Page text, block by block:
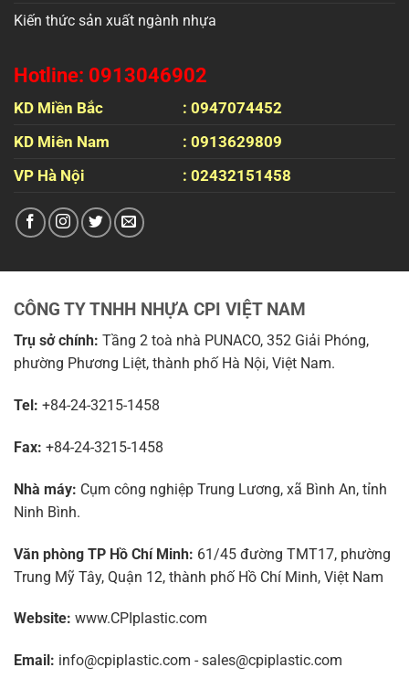
Kiến thức sản xuất ngành nhựa
Hotline: 0913046902
KD Miền Bắc
: 0947074452
KD Miên Nam
: 0913629809
VP Hà Nội
: 02432151458
CÔNG TY TNHH NHỰA CPI VIỆT NAM
Trụ sở chính: Tầng 2 toà nhà PUNACO, 352 Giải Phóng,
phường Phương Liệt, thành phố Hà Nội, Việt Nam.
Tel: +84-24-3215-1458
Fax: +84-24-3215-1458
Nhà máy: Cụm công nghiệp Trung Lương, xã Bình An, tỉnh
Ninh Bình.
Văn phòng TP Hồ Chí Minh: 61/45 đường TMT17, phường
Trung Mỹ Tây, Quận 12, thành phố Hồ Chí Minh, Việt Nam
Website: www.CPIplastic.com
Email: info@cpiplastic.com - sales@cpiplastic.com